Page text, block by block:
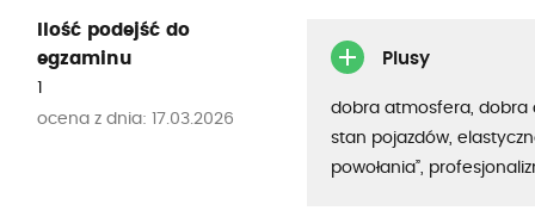
Ilość podejść do
egzaminu
1
ocena z dnia: 17.03.2026
Plusy
dobra atmosfera, dobra
stan pojazdów,
powołania”,